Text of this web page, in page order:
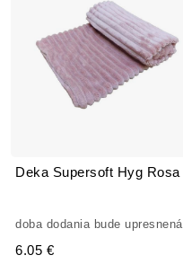
Deka Supersoft Hyg Rosa
doba dodania bude upresnená
6.05 €